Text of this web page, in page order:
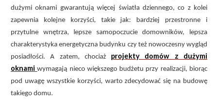
dużymi oknami gwarantują więcej światła dziennego, co z kolei
zapewnia kolejne korzyści, takie jak: bardziej przestronne i
przytulne wnętrza, lepsze samopoczucie domowników, lepsza
charakterystyka energetyczna budynku czy też nowoczesny wygląd
posiadłości. A zatem, chociaż projekty domów z dużymi
oknamiwymagają nieco większego budżetu przy realizacji, biorąc
pod uwagę wszystkie korzyści, warto zdecydować się na budowę
takiego domu.